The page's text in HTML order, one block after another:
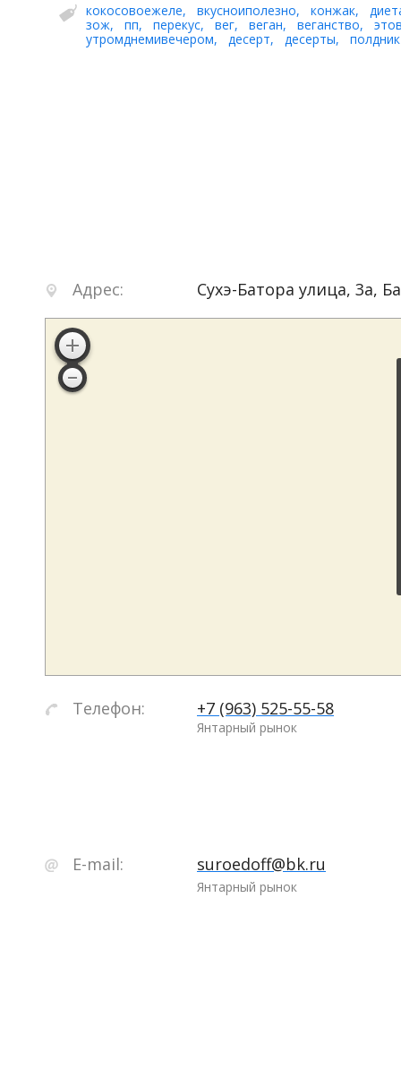
кокосовоежеле, вкусноиполезно, конжак,
зож, пп, перекус, вег, веган, веганство,
утромднемивечером, десерт, десерты, полдник
Адрес: Сухэ-Батора улица, 3а,
Телефон: +7 (963) 525-55-58
Янтарный рынок
E-mail: suroedoff@bk.ru
Янтарный рынок